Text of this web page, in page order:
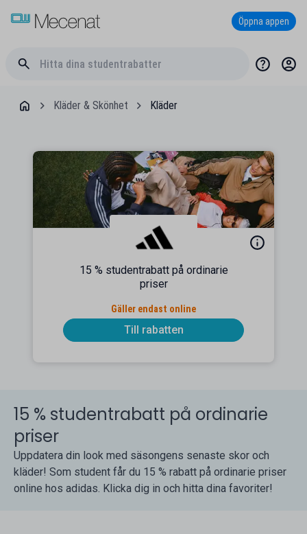
Öppna appen
Kläder & Skönhet Kläder
15 % studentrabatt på ordinarie
priser
Gäller endast online
Till rabatten
15 % studentrabatt på ordinarie
priser
Uppdatera din look med säsongens senaste skor och
kläder! Som student får du 15 % rabatt på ordinarie priser
online hos adidas. Klicka dig in och hitta dina favoriter!